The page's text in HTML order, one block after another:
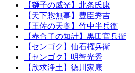
【獅子の威光】北条氏康
【天下惣無事】豊臣秀吉
【王佐の天稟】竹中半兵衛
【赤合子の知計】黒田官兵衛
【センゴク】仙石権兵衛
【センゴク】明智光秀
【欣求浄土】徳川家康